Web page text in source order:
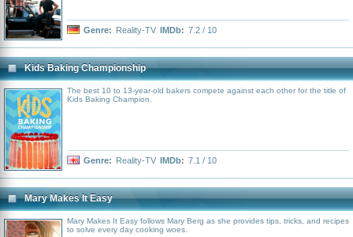
Genre: Reality-TV IMDb: 7.2 / 10
Kids Baking Championship
The best 10 to 13-year-old bakers compete against each other for the title of
Kids Baking Champion.
Genre: Reality-TV IMDb: 7.1 / 10
Mary Makes It Easy
Mary Makes It Easy follows Mary Berg as she provides tips, tricks, and recipes
to solve every day cooking woes.